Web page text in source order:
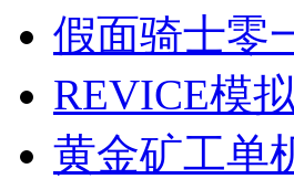
假面骑士零
REVICE模
黄金矿工单